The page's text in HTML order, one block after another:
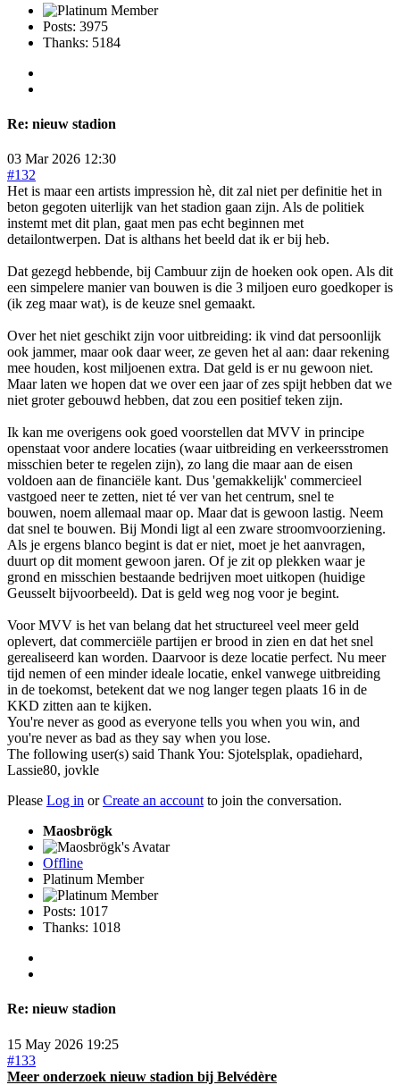
Posts: 3975
Thanks: 5184
Re: nieuw stadion
03 Mar 2026 12:30
#132
Het is maar een artists impression hè, dit zal niet per definitie het in
beton gegoten uiterlijk van het stadion gaan zijn. Als de politiek
instemt met dit plan, gaat men pas echt beginnen met
detailontwerpen. Dat is althans het beeld dat ik er bij heb.
Dat gezegd hebbende, bij Cambuur zijn de hoeken ook open. Als dit
een simpelere manier van bouwen is die 3 miljoen euro goedkoper is
(ik zeg maar wat), is de keuze snel gemaakt.
Over het niet geschikt zijn voor uitbreiding: ik vind dat persoonlijk
ook jammer, maar ook daar weer, ze geven het al aan: daar rekening
mee houden, kost miljoenen extra. Dat geld is er nu gewoon niet.
Maar laten we hopen dat we over een jaar of zes spijt hebben dat we
niet groter gebouwd hebben, dat zou een positief teken zijn.
Ik kan me overigens ook goed voorstellen dat MVV in principe
openstaat voor andere locaties (waar uitbreiding en verkeersstromen
misschien beter te regelen zijn), zo lang die maar aan de eisen
voldoen aan de financiële kant. Dus 'gemakkelijk' commercieel
vastgoed neer te zetten, niet té ver van het centrum, snel te
bouwen, noem allemaal maar op. Maar dat is gewoon lastig. Neem
dat snel te bouwen. Bij Mondi ligt al een zware stroomvoorziening.
Als je ergens blanco begint is dat er niet, moet je het aanvragen,
duurt op dit moment gewoon jaren. Of je zit op plekken waar je
grond en misschien bestaande bedrijven moet uitkopen (huidige
Geusselt bijvoorbeeld). Dat is geld weg nog voor je begint.
Voor MVV is het van belang dat het structureel veel meer geld
oplevert, dat commerciële partijen er brood in zien en dat het snel
gerealiseerd kan worden. Daarvoor is deze locatie perfect. Nu meer
tijd nemen of een minder ideale locatie, enkel vanwege uitbreiding
in de toekomst, betekent dat we nog langer tegen plaats 16 in de
KKD zitten aan te kijken.
You're never as good as everyone tells you when you win, and
you're never as bad as they say when you lose.
The following user(s) said Thank You: Sjotelsplak, opadiehard,
Lassie80, jovkle
Please Log in orCreate an account to join the conversation.
Maosbrögk
Offline
Platinum Member
Posts: 1017
Thanks: 1018
Re: nieuw stadion
15 May 2026 19:25
#133
Meer onderzoek nieuw stadion bij Belvédère